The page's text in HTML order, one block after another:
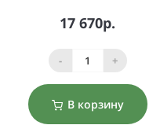
17 670р.
- +
В корзину